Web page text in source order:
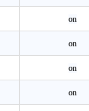
on
on
on
on